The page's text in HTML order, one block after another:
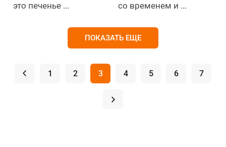
это печенье ...
со временем и ...
ПОКАЗАТЬ ЕЩЕ
. 1 2 3 4 5 6 7
.